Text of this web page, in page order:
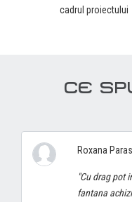
cadrul proiectului
CE
Roxana
"Cu drag pot
fantana